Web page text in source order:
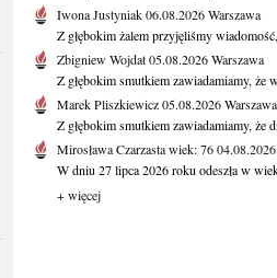
Iwona Justyniak06.08.2026Warszawa
Z głębokim żalem przyjęliśmy
Zbigniew Wojdat05.08.2026Warszawa
Z głębokim smutkiem zawiadamiamy, że
Marek Pliszkiewicz05.08.2026Warszawa
Z głębokim smutkiem zawiadamiamy, że
Mirosława Czarzastawiek: 7604.08.2026
W dniu 27 lipca 2026 roku odeszła w
+ więcej